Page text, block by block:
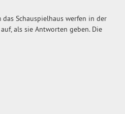
Schauspielhaus werfen in der
als sie Antworten geben. Die